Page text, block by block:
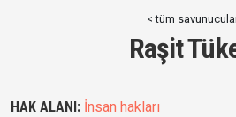
< tüm
Raşit
HAK ALANI: İnsan hakları